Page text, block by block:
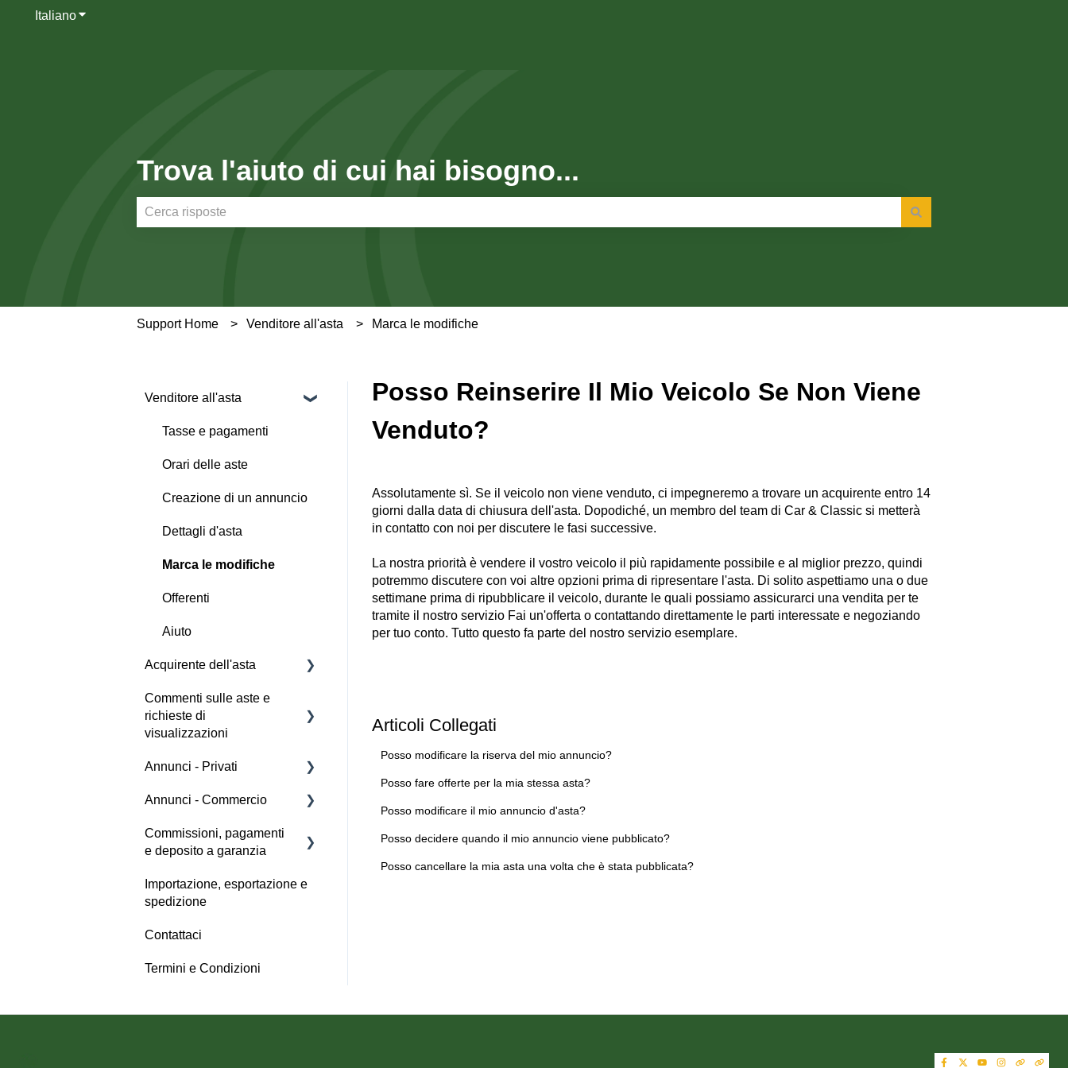
ItalianoMostra sottomenu per le traduzioni
Trova l'aiuto di cui hai bisogno...
Support Home Venditore all'asta Marca le modifiche
Posso Reinserire Il Mio Veicolo Se Non Viene
Venduto?
Assolutamente sì. Se il veicolo non viene venduto, ci impegneremo a trovare un acquirente entro 14
giorni dalla data di chiusura dell'asta. Dopodiché, un membro del team di Car & Classic si metterà
in contatto con noi per discutere le fasi successive.
La nostra priorità è vendere il vostro veicolo il più rapidamente possibile e al miglior prezzo, quindi
potremmo discutere con voi altre opzioni prima di ripresentare l'asta. Di solito aspettiamo una o due
settimane prima di ripubblicare il veicolo, durante le quali possiamo assicurarci una vendita per te
tramite il nostro servizio Fai un'offerta o contattando direttamente le parti interessate e negoziando
per tuo conto. Tutto questo fa parte del nostro servizio esemplare.
Articoli Collegati
Posso modificare la riserva del mio annuncio?
Posso fare offerte per la mia stessa asta?
Posso modificare il mio annuncio d'asta?
Posso decidere quando il mio annuncio viene pubblicato?
Posso cancellare la mia asta una volta che è stata pubblicata?
Venditore all'asta
Tasse e pagamenti
Orari delle aste
Creazione di un annuncio
Dettagli d'asta
Marca le modifiche
Offerenti
Aiuto
Acquirente dell'asta
Offerta
Orari delle aste
Tasse e pagamenti
Dettagli d'asta
Aiuto
Commenti sulle aste e
richieste di
visualizzazioni
Aiuto
Annunci - Privati
Acquirente
Venditore
Annunci - Commercio
Creazione di un annuncio
Gestione degli account
Aiuto
Commissioni, pagamenti
e deposito a garanzia
Aiuto
Importazione, esportazione e
spedizione
Contattaci
Termini e Condizioni